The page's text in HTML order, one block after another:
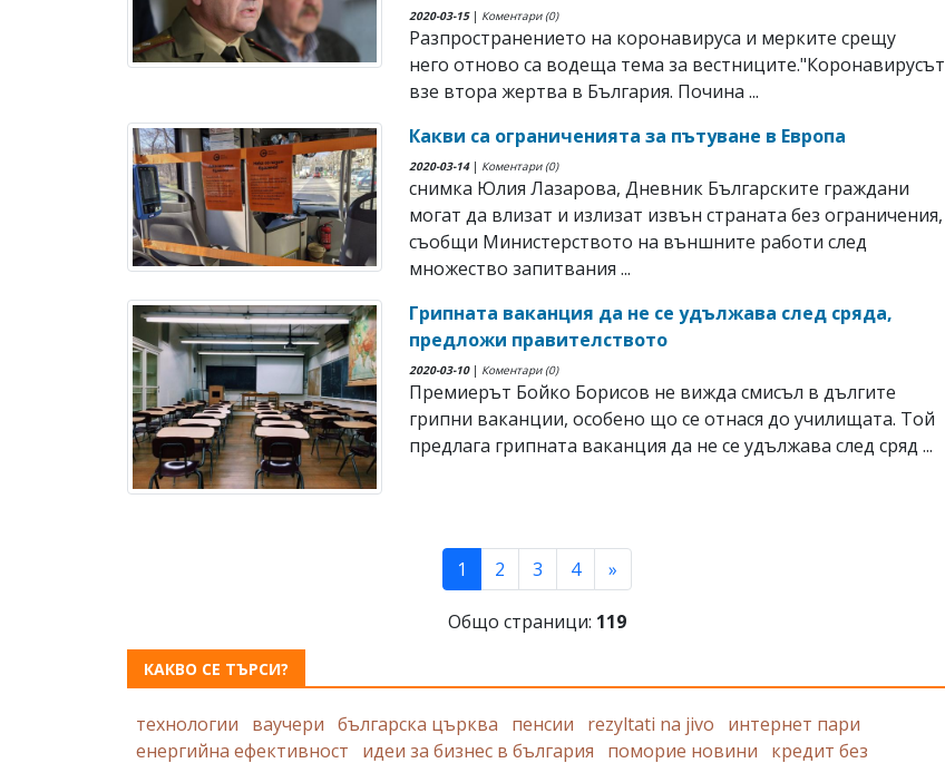
2020-03-15| Коментари (0)
Разпространението на коронавируса и мерките срещу
него отново са водеща тема за вестниците."Коронавирусът
взе втора жертва в България. Почина ...
Какви са ограниченията за пътуване в Европа
2020-03-14| Коментари (0)
снимка Юлия Лазарова, Дневник Българските граждани
могат да влизат и излизат извън страната без ограничения,
съобщи Министерството на външните работи след
множество запитвания ...
Грипната ваканция да не се удължава след сряда,
предложи правителството
2020-03-10| Коментари (0)
Премиерът Бойко Борисов не вижда смисъл в дългите
грипни ваканции, особено що се отнася до училищата. Той
предлага грипната ваканция да не се удължава след сряд ...
1 (current)
2 3 4 »
Общо страници: 119
КАКВО СЕ ТЪРСИ?
технологии ваучери българска църква пенсии rezyltati na jivo
интернет пари
енергийна ефективност
идеи за бизнес в българия поморие новини кредит без